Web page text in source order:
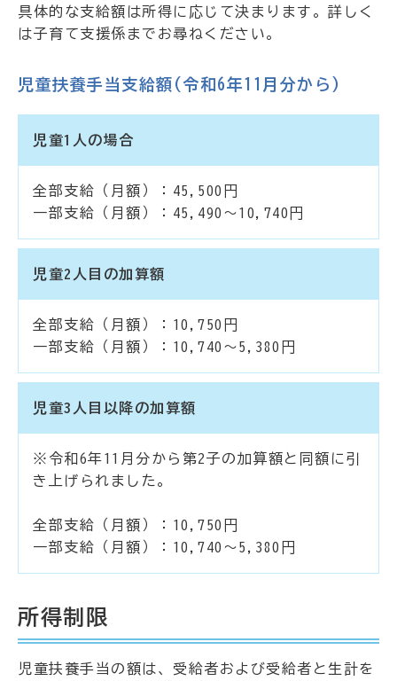
具体的な支給額は所得に応じて決まります。詳しく
は子育て支援係までお尋ねください。
児童扶養手当支給額(令和6年11月分から)
児童1人の場合
全部支給（月額）：45,500円
一部支給（月額）：45,490～10,740円
児童2人目の加算額
全部支給（月額）：10,750円
一部支給（月額）：10,740～5,380円
児童3人目以降の加算額
※令和6年11月分から第2子の加算額と同額に引
き上げられました。
全部支給（月額）：10,750円
一部支給（月額）：10,740～5,380円
所得制限
児童扶養手当の額は、受給者および受給者と生計を